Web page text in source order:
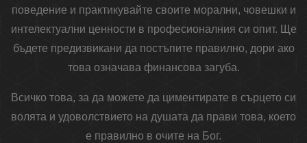
поведение и практикувайте своите морални, човешки и
интелектуални ценности в професионалния си опит. Ще
бъдете предизвикани да постъпите правилно, дори ако
това означава финансова загуба.
Всичко това, за да можете да циментирате в сърцето си
волята и удоволствието на душата да прави това, което
е правилно в очите на Бог.